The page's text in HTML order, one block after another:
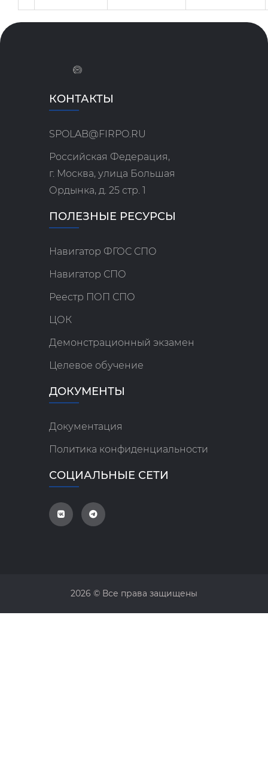
КОНТАКТЫ
SPOLAB@FIRPO.RU
Российская Федерация,
г. Москва, улица Большая
Ордынка, д. 25 стр. 1
ПОЛЕЗНЫЕ РЕСУРСЫ
Навигатор ФГОС СПО
Навигатор СПО
Реестр ПОП СПО
ЦОК
Демонстрационный экзамен
Целевое обучение
ДОКУМЕНТЫ
Документация
Политика конфиденциальности
СОЦИАЛЬНЫЕ СЕТИ
2026 © Все права защищены